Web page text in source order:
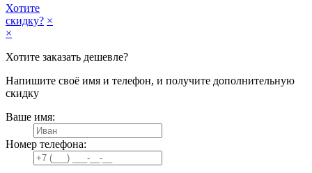
Хотите
скидку? ×
×
Хотите заказать дешевле?
Напишите своё имя и телефон, и получите дополнительную
скидку
Ваше имя:
Номер телефона: